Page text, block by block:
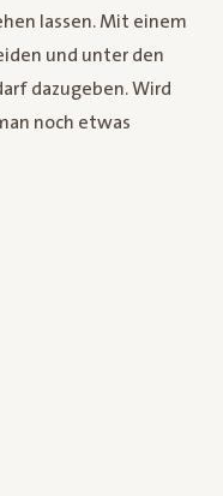
lassen. Mit einem
und unter den
dazugeben. Wird
noch etwas